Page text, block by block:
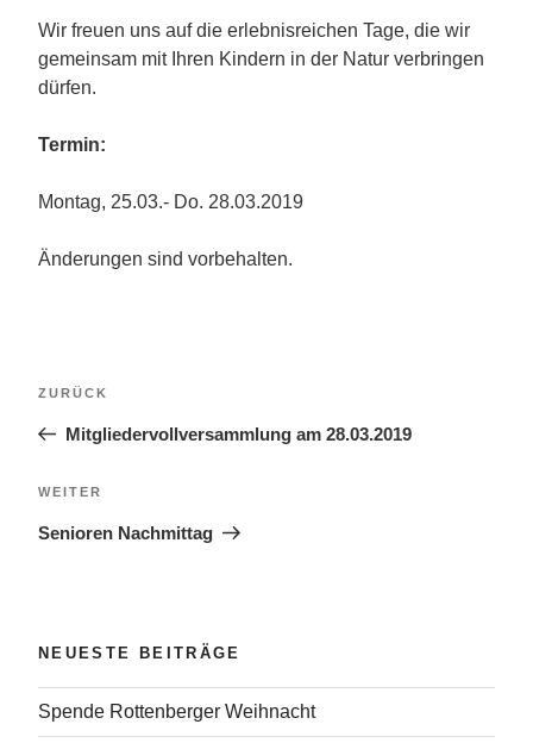
Wir freuen uns auf die erlebnisreichen Tage, die wir
gemeinsam mit Ihren Kindern in der Natur verbringen
dürfen.
Termin:
Montag, 25.03.- Do. 28.03.2019
Änderungen sind vorbehalten.
Vorheriger
ZURÜCK
Mitgliedervollversammlung am 28.03.2019
Nächster
WEITER
Senioren Nachmittag
NEUESTE BEITRÄGE
Spende Rottenberger Weihnacht